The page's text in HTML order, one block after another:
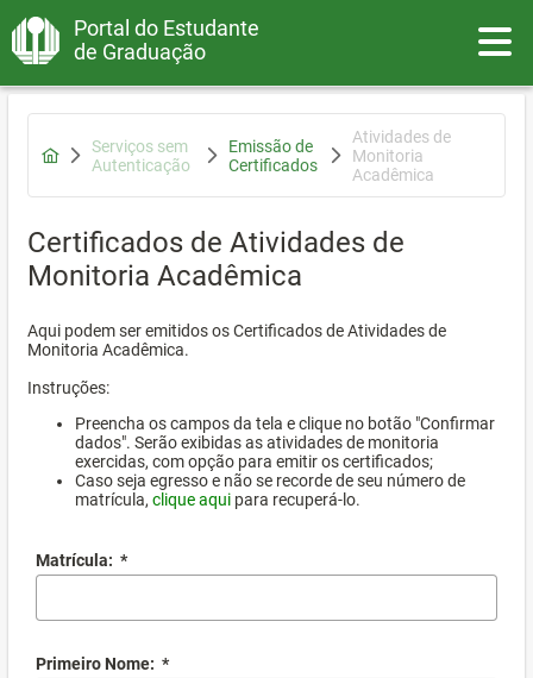
Portal do Estudante
de Graduação
Serviços sem
Autenticação
Emissão de
Certificados
Atividades de
Monitoria
Acadêmica
Certificados de Atividades de
Monitoria Acadêmica
Aqui podem ser emitidos os Certificados de Atividades de
Monitoria Acadêmica.
Instruções:
Preencha os campos da tela e clique no botão "Confirmar
dados". Serão exibidas as atividades de monitoria
exercidas, com opção para emitir os certificados;
Caso seja egresso e não se recorde de seu número de
matrícula, clique aqui para recuperá-lo.
Matrícula: *
Primeiro Nome: *